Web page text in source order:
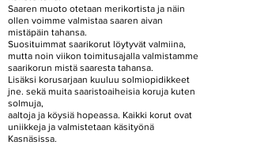
Saaren muoto otetaan merikortista ja näin
ollen voimme valmistaa saaren aivan
mistäpäin tahansa.
Suosituimmat saarikorut löytyvät valmiina,
mutta noin viikon toimitusajalla valmistamme
saarikorun mistä saaresta tahansa.
Lisäksi korusarjaan kuuluu solmiopidikkeet
jne. sekä muita saaristoaiheisia koruja kuten
solmuja,
aaltoja ja köysiä hopeassa. Kaikki korut ovat
uniikkeja ja valmistetaan käsityönä
Kasnäsissa.